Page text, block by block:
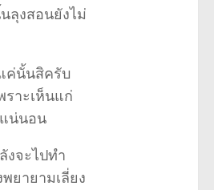
ลุงสอนยังไม่
ค่นั้นสิครับ
าะเห็นแก่
น่นอน
งจะไปทำ
ยายามเลี่ยง